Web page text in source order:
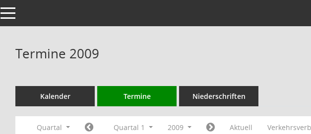
Toggle navigation
Termine 2009
Kalender Termine Niederschriften
Quartal Quartal 1 2009 Aktuell